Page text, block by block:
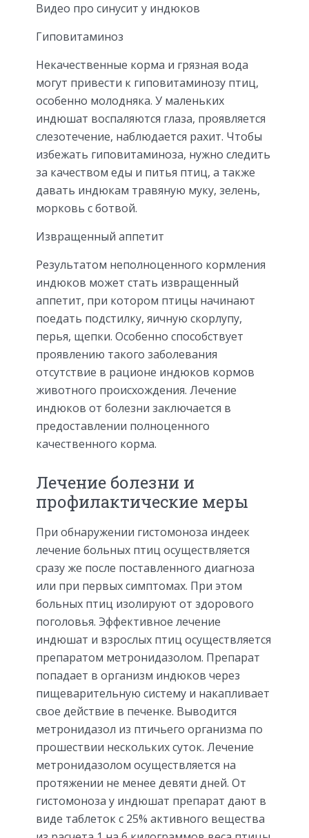
Видео про синусит у индюков
Гиповитаминоз
Некачественные корма и грязная вода
могут привести к гиповитаминозу птиц,
особенно молодняка. У маленьких
индюшат воспаляются глаза, проявляется
слезотечение, наблюдается рахит. Чтобы
избежать гиповитаминоза, нужно следить
за качеством еды и питья птиц, а также
давать индюкам травяную муку, зелень,
морковь с ботвой.
Извращенный аппетит
Результатом неполноценного кормления
индюков может стать извращенный
аппетит, при котором птицы начинают
поедать подстилку, яичную скорлупу,
перья, щепки. Особенно способствует
проявлению такого заболевания
отсутствие в рационе индюков кормов
животного происхождения. Лечение
индюков от болезни заключается в
предоставлении полноценного
качественного корма.
Лечение болезни и
профилактические меры
При обнаружении гистомоноза индеек
лечение больных птиц осуществляется
сразу же после поставленного диагноза
или при первых симптомах. При этом
больных птиц изолируют от здорового
поголовья. Эффективное лечение
индюшат и взрослых птиц осуществляется
препаратом метронидазолом. Препарат
попадает в организм индюков через
пищеварительную систему и накапливает
свое действие в печенке. Выводится
метронидазол из птичьего организма по
прошествии нескольких суток. Лечение
метронидазолом осуществляется на
протяжении не менее девяти дней. От
гистомоноза у индюшат препарат дают в
виде таблеток с 25% активного вещества